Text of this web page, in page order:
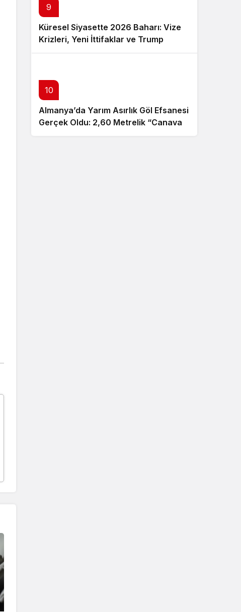
9
Küresel Siyasette 2026 Baharı: Vize
Krizleri, Yeni İttifaklar ve Trump
Tasarısı
10
Almanya’da Yarım Asırlık Göl Efsanesi
Gerçek Oldu: 2,60 Metrelik “Canavar”